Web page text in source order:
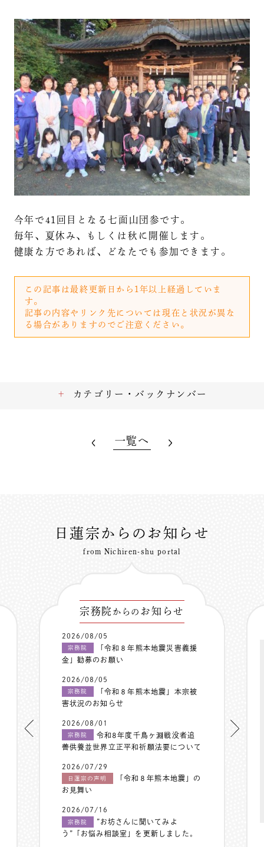
今年で41回目となる七面山団参です。
毎年、夏休み、もしくは秋に開催します。
健康な方であれば、どなたでも参加できます。
この記事は最終更新日から1年以上経過していま
す。
記事の内容やリンク先については現在と状況が異な
る場合がありますのでご注意ください。
カテゴリー・バックナンバー
一覧へ
日蓮宗からのお知らせ
from Nichiren-shu portal
宗務院 からの お知らせ
2026/08/05
宗務院
「令和８年熊本地震災害義援
金」勧募のお願い
2026/08/05
宗務院
「令和８年熊本地震」本宗被
害状況のお知らせ
2026/08/01
宗務院
令和8年度千鳥ヶ淵戦没者追
善供養並世界立正平和祈願法要について
2026/07/29
日蓮宗の声明
「令和８年熊本地震」の
お見舞い
2026/07/16
宗務院
”お坊さんに聞いてみよ
う”「お悩み相談室」を更新しました。